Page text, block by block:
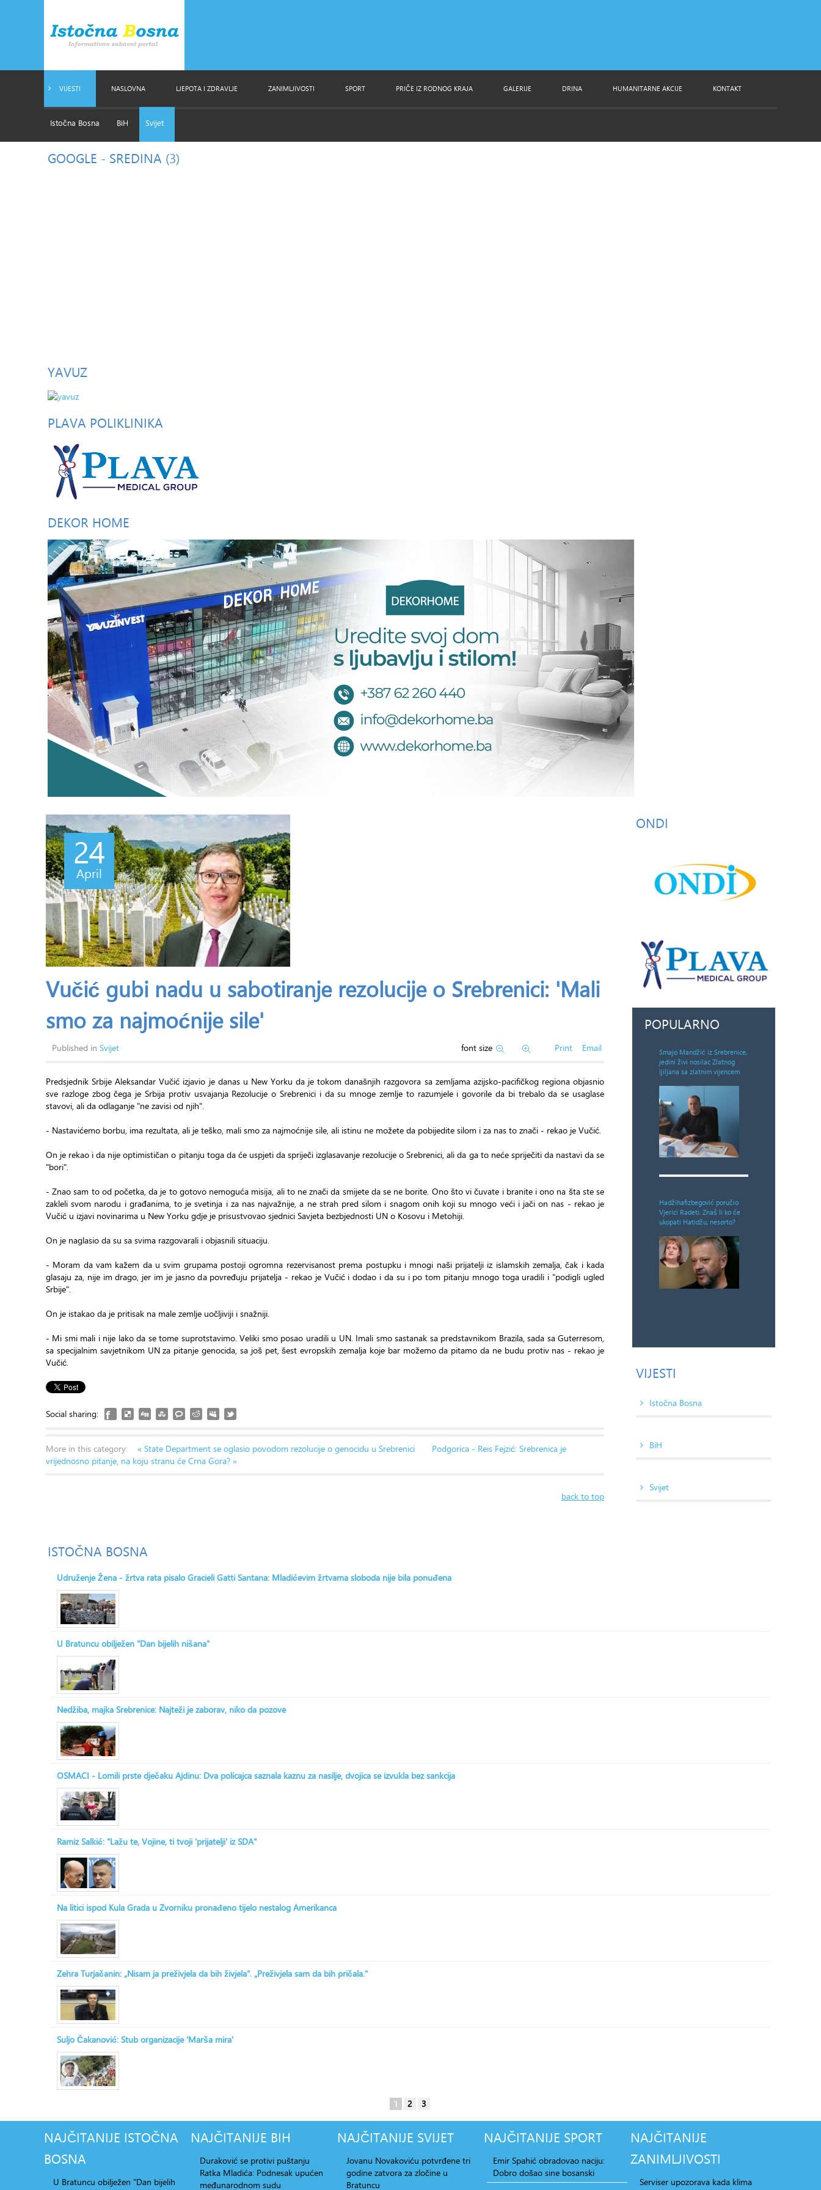
VIJESTI
Istočna Bosna BiH Svijet
NASLOVNA LJEPOTA I ZDRAVLJE ZANIMLJIVOSTI SPORT PRIČE IZ RODNOG KRAJA GALERIJE DRINA HUMANITARNE AKCIJE KONTAKT
GOOGLE - SREDINA (3)
YAVUZ
PLAVA POLIKLINIKA
DEKOR HOME
24
April
Vučić gubi nadu u sabotiranje rezolucije o Srebrenici: 'Mali
smo za najmoćnije sile'
Published in Svijet font size Print Email
Predsjednik Srbije Aleksandar Vučić izjavio je danas u New Yorku da je tokom današnjih razgovora sa zemljama azijsko-pacifičkog regiona objasnio
sve razloge zbog čega je Srbija protiv usvajanja Rezolucije o Srebrenici i da su mnoge zemlje to razumjele i govorile da bi trebalo da se usaglase
stavovi, ali da odlaganje "ne zavisi od njih".
- Nastavićemo borbu, ima rezultata, ali je teško, mali smo za najmoćnije sile, ali istinu ne možete da pobijedite silom i za nas to znači - rekao je Vučić.
On je rekao i da nije optimističan o pitanju toga da će uspjeti da spriječi izglasavanje rezolucije o Srebrenici, ali da ga to neće spriječiti da nastavi da se
"bori".
- Znao sam to od početka, da je to gotovo nemoguća misija, ali to ne znači da smijete da se ne borite. Ono što vi čuvate i branite i ono na šta ste se
zakleli svom narodu i građanima, to je svetinja i za nas najvažnije, a ne strah pred silom i snagom onih koji su mnogo veći i jači on nas - rekao je
Vučić u izjavi novinarima u New Yorku gdje je prisustvovao sjednici Savjeta bezbjednosti UN o Kosovu i Metohiji.
On je naglasio da su sa svima razgovarali i objasnili situaciju.
- Moram da vam kažem da u svim grupama postoji ogromna rezervisanost prema postupku i mnogi naši prijatelji iz islamskih zemalja, čak i kada
glasaju za, nije im drago, jer im je jasno da povređuju prijatelja - rekao je Vučić i dodao i da su i po tom pitanju mnogo toga uradili i "podigli ugled
Srbije".
On je istakao da je pritisak na male zemlje uočljiviji i snažniji.
- Mi smi mali i nije lako da se tome suprotstavimo. Veliki smo posao uradili u UN. Imali smo sastanak sa predstavnikom Brazila, sada sa Guterresom,
sa specijalnim savjetnikom UN za pitanje genocida, sa još pet, šest evropskih zemalja koje bar možemo da pitamo da ne budu protiv nas - rekao je
Vučić.
Social sharing:
More in this category: « State Department se oglasio povodom rezolucije o genocidu u Srebrenici
Podgorica - Reis Fejzić: Srebrenica je
vrijednosno pitanje, na koju stranu će Crna Gora? »
back to top
ONDI
POPULARNO
Smajo Mandžić iz Srebrenice,
jedini živi nosilac Zlatnog
ljiljana sa zlatnim vijencem
Hadžihafizbegović poručio
Vjerici Radeti: Znaš li ko će
ukopati Hatidžu, nesorto?
VIJESTI
Istočna Bosna
BiH
Svijet
ISTOČNA BOSNA
Udruženje Žena - žrtva rata pisalo Gracieli Gatti Santana: Mladićevim žrtvama sloboda nije bila ponuđena
U Bratuncu obilježen "Dan bijelih nišana"
Nedžiba, majka Srebrenice: Najteži je zaborav, niko da pozove
OSMACI - Lomili prste dječaku Ajdinu: Dva policajca saznala kaznu za nasilje, dvojica se izvukla bez sankcija
Ramiz Salkić: "Lažu te, Vojine, ti tvoji 'prijatelji' iz SDA"
Na litici ispod Kula Grada u Zvorniku pronađeno tijelo nestalog Amerikanca
Zehra Turjačanin: „Nisam ja preživjela da bih živjela“. „Preživjela sam da bih pričala.“
Suljo Čakanović: Stub organizacije 'Marša mira'
1 2 3
NAJČITANIJE ISTOČNA
BOSNA
U Bratuncu obilježen "Dan bijelih
NAJČITANIJE BIH
Duraković se protivi puštanju
Ratka Mladića: Podnesak upućen
međunarodnom sudu
NAJČITANIJE SVIJET
Jovanu Novakoviću potvrđene tri
godine zatvora za zločine u
Bratuncu
NAJČITANIJE SPORT
Emir Spahić obradovao naciju:
Dobro došao sine bosanski
NAJČITANIJE
ZANIMLJIVOSTI
Serviser upozorava kada klima